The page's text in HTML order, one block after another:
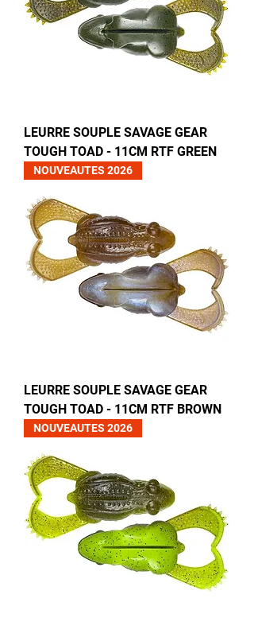
LEURRE SOUPLE SAVAGE GEAR
TOUGH TOAD - 11CM RTF GREEN
NOUVEAUTES 2026
LEURRE SOUPLE SAVAGE GEAR
TOUGH TOAD - 11CM RTF BROWN
NOUVEAUTES 2026